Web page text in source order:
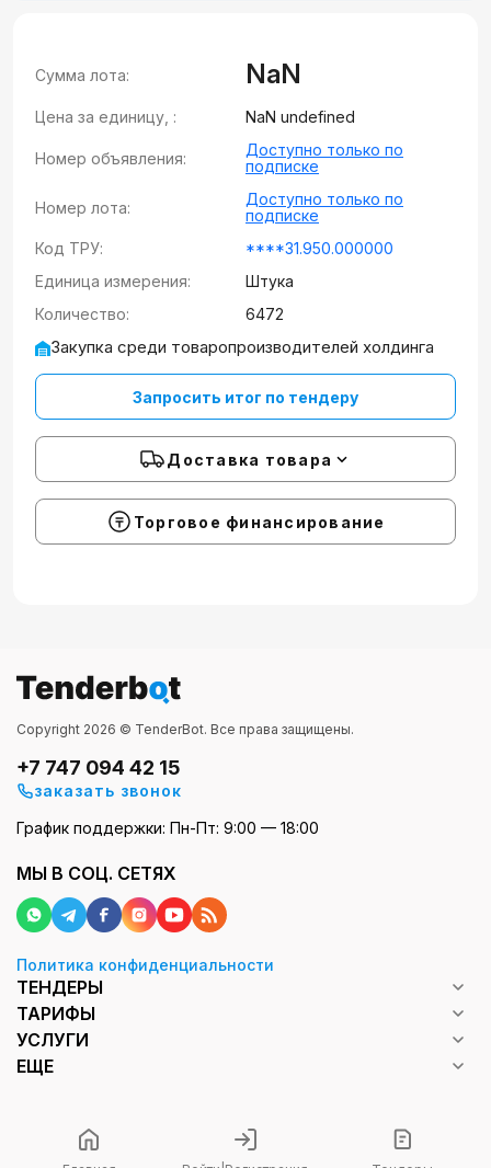
Сумма лота: NaN
Цена за единицу, : NaN undefined
Номер объявления:
Доступно только по
подписке
Номер лота:
Доступно только по
подписке
Код ТРУ:
****31.950.000000
Единица измерения:
Штука
Количество:
6472
Закупка среди товаропроизводителей холдинга
Запросить итог по тендеру
Доставка товара
Торговое финансирование
Copyright 2026 © TenderBot. Все права защищены.
+7 747 094 42 15
заказать звонок
График поддержки: Пн-Пт: 9:00 — 18:00
МЫ В СОЦ. СЕТЯХ
Политика конфиденциальности
ТЕНДЕРЫ
ТАРИФЫ
УСЛУГИ
ЕЩЕ